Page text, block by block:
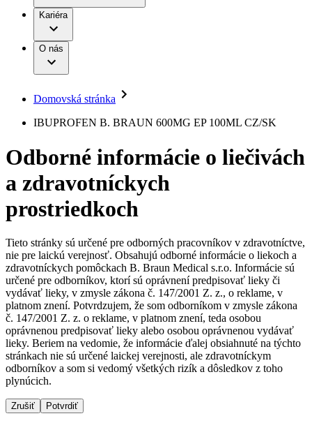
Terapie
Kontinencia a urológia
Liečba bolesti
Miniinvazívna chirurgia
Nutričná terapia
Onkológia
Ortopédia
Prevencia a kontrola infekcií
Spinálna chirurgia
Starostlivosť o rany
Uzatváranie rán
Riešenia
Terapie
B. Braun Avitum
Ochorenia
Služby pre pacientov
Dialyzačné strediská
B. Braun Avitum poskytuje kvalitnú dialyzačnú starostlivosť
vo všetkých svojich strediskách na Slovensku. Viac
informácií nájdete na stránke jednotlivých stredísk.
Práca a kariéra
Naša kultúra
Vaša príležitosť
Nájdite si prácu u nás​
Objavte svoje kariérne príležitosti ​v B. Braun. Vyhľadajte náš
trh práce​ pre zaujímavé pozície na Slovensku.​
Zodpovednosť
Médiá
Tlačové správy
Kontakt
Kontaktný formulár
Spoločnosť
Médiá
Kontakt
Kariéra
O nás
Domovská stránka
IBUPROFEN B. BRAUN 600MG EP 100ML CZ/SK
Odborné informácie o liečivách
a zdravotníckych
prostriedkoch
Tieto stránky sú určené pre odborných pracovníkov v zdravotníctve,
nie pre laickú verejnosť. Obsahujú odborné informácie o liekoch a
zdravotníckych pomôckach B. Braun Medical s.r.o. Informácie sú
určené pre odborníkov, ktorí sú oprávnení predpisovať lieky či
vydávať lieky, v zmysle zákona č. 147/2001 Z. z., o reklame, v
platnom znení. Potvrdzujem, že som odborníkom v zmysle zákona
č. 147/2001 Z. z. o reklame, v platnom znení, teda osobou
oprávnenou predpisovať lieky alebo osobou oprávnenou vydávať
lieky. Beriem na vedomie, že informácie ďalej obsiahnuté na týchto
stránkach nie sú určené laickej verejnosti, ale zdravotníckym
odborníkov a som si vedomý všetkých rizík a dôsledkov z toho
plynúcich.
Zrušiť Potvrdiť